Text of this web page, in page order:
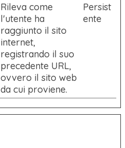
Rileva come
l'utente ha
raggiunto il sito
internet,
registrando il suo
precedente URL,
ovvero il sito web
da cui proviene.
Persist
ente